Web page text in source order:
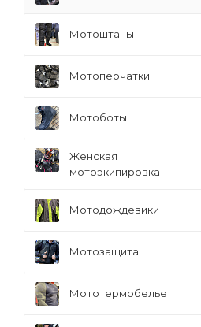
Мотоштаны
Мотоперчатки
Мотоботы
Женская
мотоэкипировка
Мотодождевики
Мотозащита
Мототермобелье